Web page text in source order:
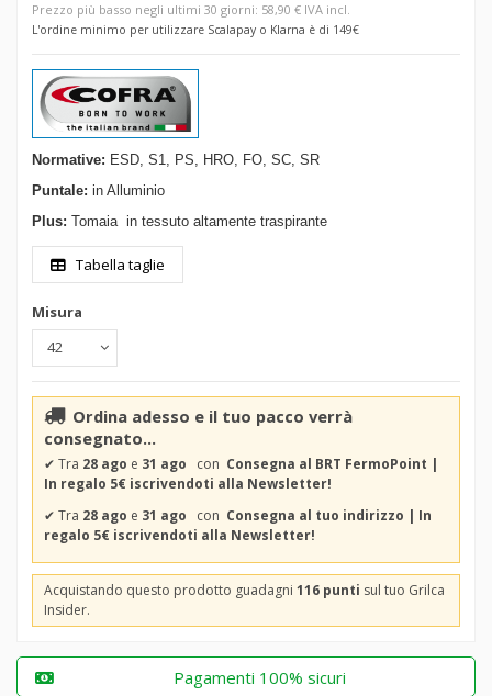
Prezzo più basso negli ultimi 30 giorni: 58,90 € IVA incl.
L'ordine minimo per utilizzare Scalapay o Klarna è di 149€
Normative: ESD, S1, PS, HRO, FO, SC, SR
Puntale: in Alluminio
Plus: Tomaia in tessuto altamente traspirante
Tabella taglie
Misura
Ordina adesso e il tuo pacco verrà
consegnato...
✔ Tra 28 ago e 31 ago con Consegna al BRT FermoPoint |
In regalo 5€ iscrivendoti alla Newsletter!
✔ Tra 28 ago e 31 ago con Consegna al tuo indirizzo | In
regalo 5€ iscrivendoti alla Newsletter!
Acquistando questo prodotto guadagni 116 punti sul tuo Grilca
Insider.
Pagamenti 100% sicuri